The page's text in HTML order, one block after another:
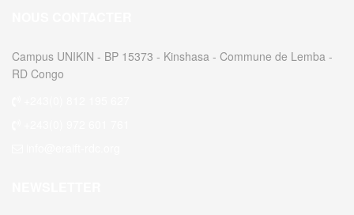
Campus UNIKIN - BP 15373 - Kinshasa - Commune de Lemba -
RD Congo